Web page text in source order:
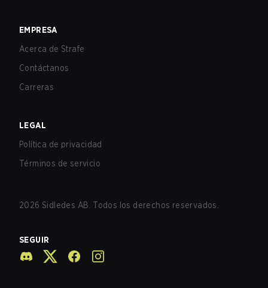
EMPRESA
Acerca de Strafe
Contáctanos
Carreras
LEGAL
Política de privacidad
Términos de servicio
2026 Sidledes AB. Todos los derechos reservados.
SEGUIR